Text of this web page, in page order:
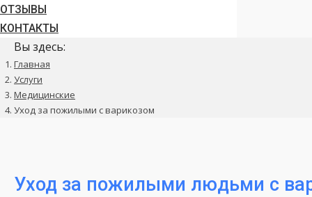
ОТЗЫВЫ
КОНТАКТЫ
Вы здесь:
Главная
Услуги
Медицинские
Уход за пожилыми с варикозом
Уход за пожилыми людьми с